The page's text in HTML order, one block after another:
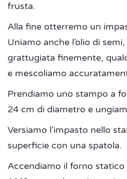
frusta.
Alla fine otterremo un
Uniamo anche l’olio di
grattugiata finemente,
e mescoliamo
Prendiamo uno stampo a
24 cm di diametro e
Versiamo l’impasto nello
superficie con una spatola.
Accendiamo il forno